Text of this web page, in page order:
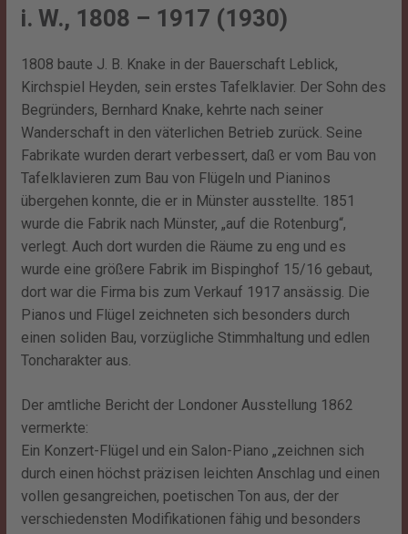
i. W., 1808 – 1917 (1930)
1808 baute J. B. Knake in der Bauerschaft Leblick,
Kirchspiel Heyden, sein erstes Tafelklavier. Der Sohn des
Begründers, Bernhard Knake, kehrte nach seiner
Wanderschaft in den väterlichen Betrieb zurück. Seine
Fabrikate wurden derart verbessert, daß er vom Bau von
Tafelklavieren zum Bau von Flügeln und Pianinos
übergehen konnte, die er in Münster ausstellte. 1851
wurde die Fabrik nach Münster, „auf die Rotenburg“,
verlegt. Auch dort wurden die Räume zu eng und es
wurde eine größere Fabrik im Bispinghof 15/16 gebaut,
dort war die Firma bis zum Verkauf 1917 ansässig. Die
Pianos und Flügel zeichneten sich besonders durch
einen soliden Bau, vorzügliche Stimmhaltung und edlen
Toncharakter aus.
Der amtliche Bericht der Londoner Ausstellung 1862
vermerkte:
Ein Konzert-Flügel und ein Salon-Piano „zeichnen sich
durch einen höchst präzisen leichten Anschlag und einen
vollen gesangreichen, poetischen Ton aus, der der
verschiedensten Modifikationen fähig und besonders